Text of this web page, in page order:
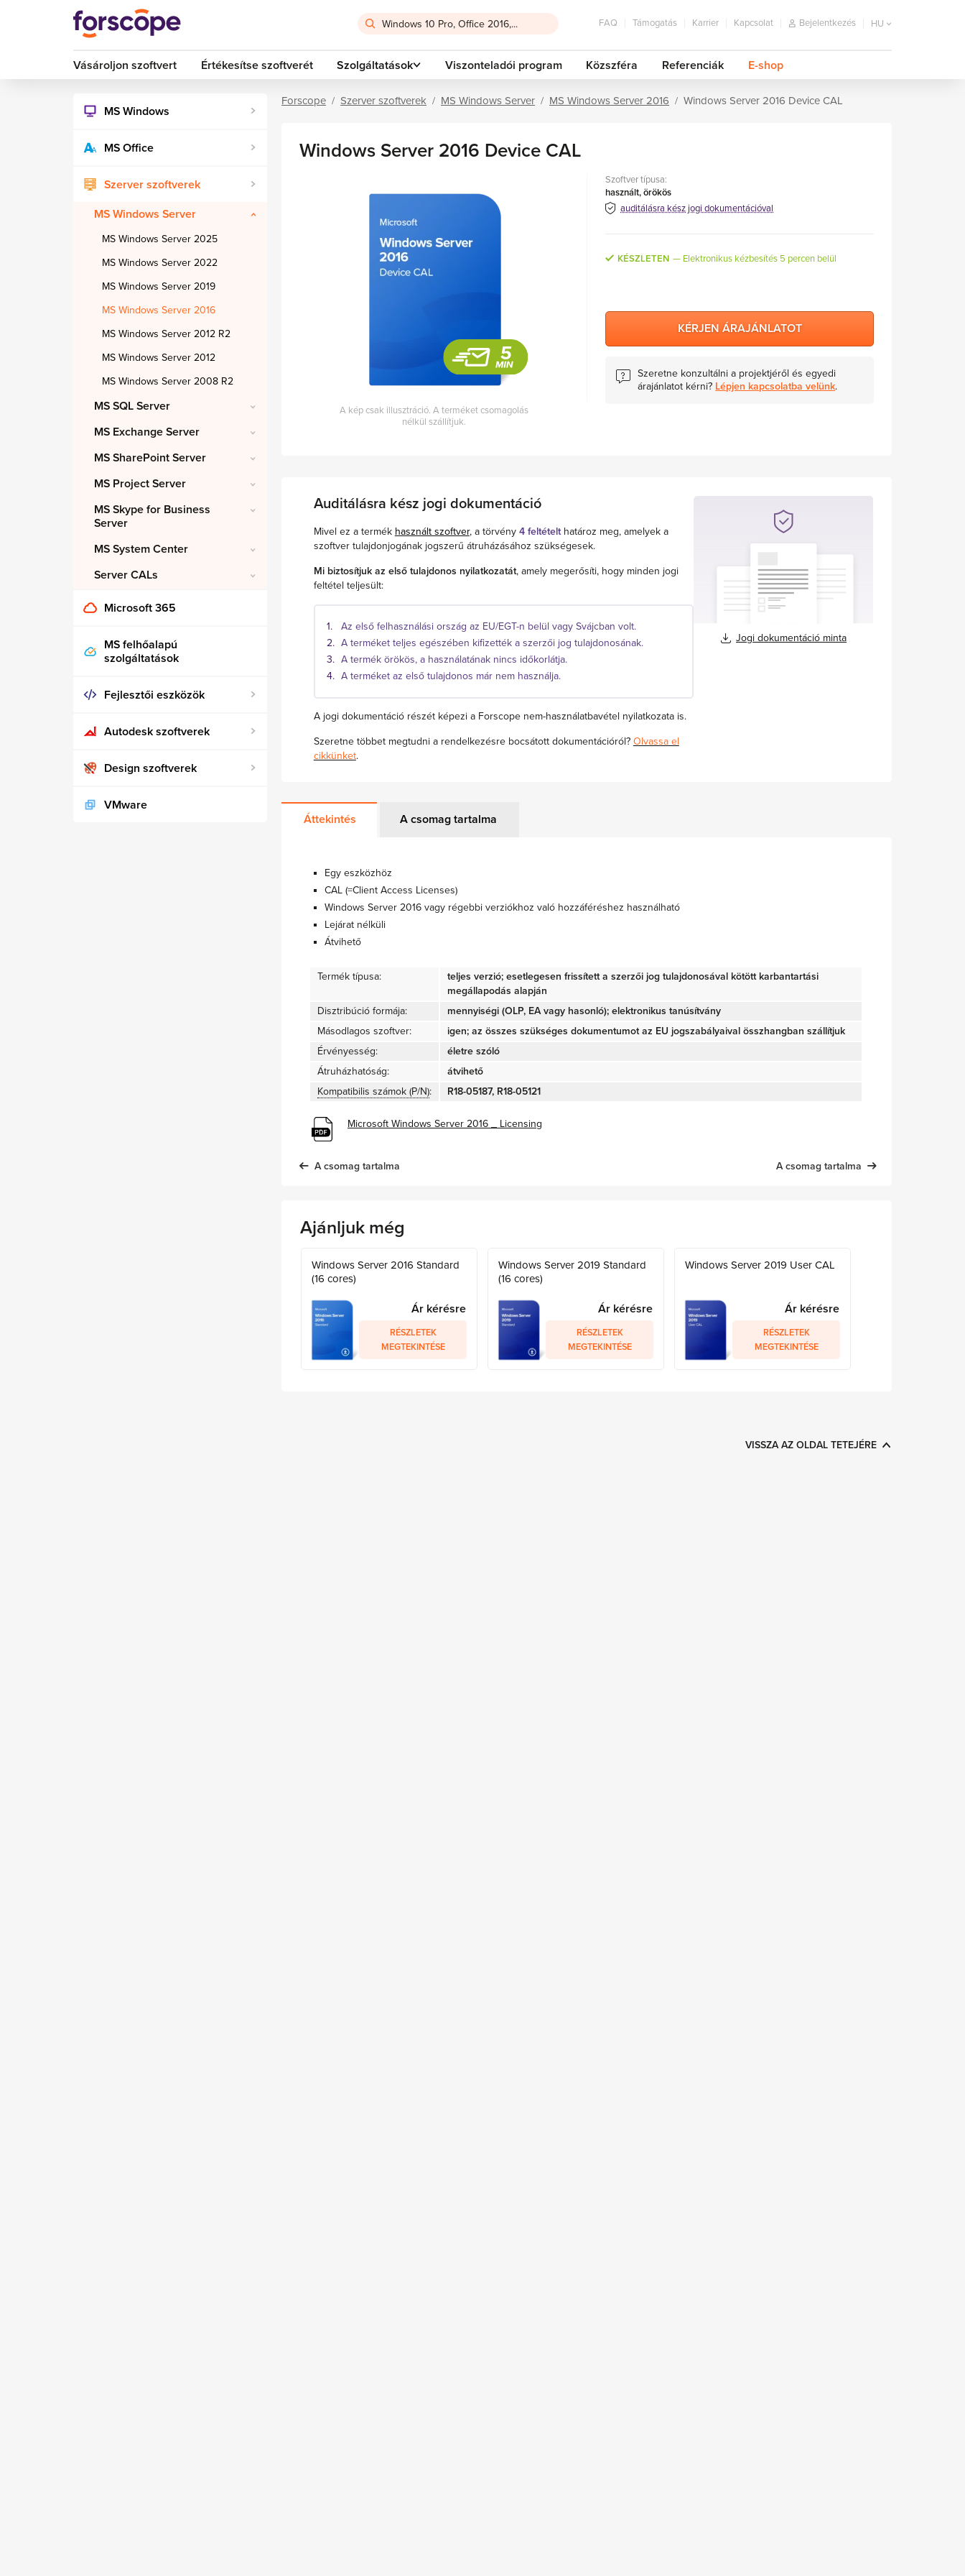
FAQ Támogatás Karrier Kapcsolat Bejelentkezés HU
Vásároljon szoftvert Értékesítse szoftverét Szolgáltatások Viszonteladói program Közszféra Referenciák E-shop
MS Windows
MS Office
Szerver szoftverek
MS Windows Server
MS Windows Server 2025
MS Windows Server 2022
MS Windows Server 2019
MS Windows Server 2016
MS Windows Server 2012 R2
MS Windows Server 2012
MS Windows Server 2008 R2
MS SQL Server
MS Exchange Server
MS SharePoint Server
MS Project Server
MS Skype for Business
Server
MS System Center
Server CALs
Microsoft 365
MS felhőalapú
szolgáltatások
Fejlesztői eszközök
Autodesk szoftverek
Design szoftverek
VMware
Forscope Szerver szoftverek MS Windows Server MS Windows Server 2016 Windows Server 2016 Device CAL
Windows Server 2016 Device CAL
A kép csak illusztráció. A terméket csomagolás
nélkül szállítjuk.
Szoftver típusa:
használt, örökös
auditálásra kész jogi dokumentációval
KÉSZLETEN Elektronikus kézbesítés 5 percen belül
KÉRJEN ÁRAJÁNLATOT
Szeretne konzultálni a projektjéről és egyedi
árajánlatot kérni? Lépjen kapcsolatba velünk.
Auditálásra kész jogi dokumentáció
Mivel ez a termék használt szoftver, a törvény 4 feltételthatároz meg, amelyek a
szoftver tulajdonjogának jogszerű átruházásához szükségesek.
Mi biztosítjuk az első tulajdonos nyilatkozatát, amely megerősíti, hogy minden jogi
feltétel teljesült:
Az első felhasználási ország az EU/EGT-n belül vagy Svájcban volt.
A terméket teljes egészében kifizették a szerzői jog tulajdonosának.
A termék örökös, a használatának nincs időkorlátja.
A terméket az első tulajdonos már nem használja.
A jogi dokumentáció részét képezi a Forscope nem-használatbavétel nyilatkozata is.
Szeretne többet megtudni a rendelkezésre bocsátott dokumentációról? Olvassa el
cikkünket.
Jogi dokumentáció minta
Áttekintés A csomag tartalma
Egy eszközhöz
CAL (=Client Access Licenses)
Windows Server 2016 vagy régebbi verziókhoz való hozzáféréshez használható
Lejárat nélküli
Átvihető
Termék típusa:
teljes verzió; esetlegesen frissített a szerzői jog tulajdonosával kötött karbantartási
megállapodás alapján
Disztribúció formája:
mennyiségi (OLP, EA vagy hasonló); elektronikus tanúsítvány
Másodlagos szoftver:
igen; az összes szükséges dokumentumot az EU jogszabályaival összhangban szállítjuk
Érvényesség:
életre szóló
Átruházhatóság:
átvihető
Kompatibilis számok (P/N): R18-05187, R18-05121
Microsoft Windows Server 2016 _ Licensing
A csomag tartalma A csomag tartalma
Ajánljuk még
Windows Server 2016 Standard
(16 cores)
Ár kérésre
RÉSZLETEK
MEGTEKINTÉSE
Windows Server 2019 Standard
(16 cores)
Ár kérésre
RÉSZLETEK
MEGTEKINTÉSE
Windows Server 2019 User CAL
Ár kérésre
RÉSZLETEK
MEGTEKINTÉSE
VISSZA AZ OLDAL TETEJÉRE